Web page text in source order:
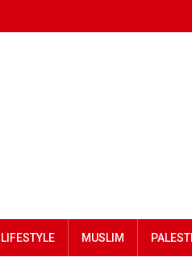
LIFESTYLE MUSLIM